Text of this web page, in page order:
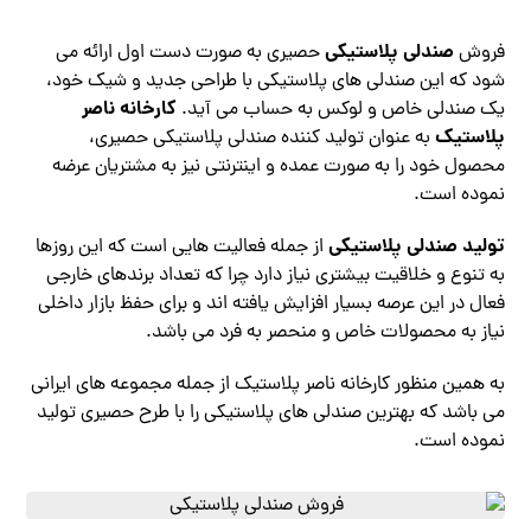
فروش صندلی پلاستیکیحصیری به صورت دست اول ارائه می
شود که این صندلی های پلاستیکی با طراحی جدید و شیک خود،
یک صندلی خاص و لوکس به حساب می آید.کارخانه ناصر
پلاستیک به عنوان تولید کننده صندلی پلاستیکی حصیری،
محصول خود را به صورت عمده و اینترنتی نیز به مشتریان عرضه
نموده است.
تولید صندلی پلاستیکی از جمله فعالیت هایی است که این روزها
به تنوع و خلاقیت بیشتری نیاز دارد چرا که تعداد برندهای خارجی
فعال در این عرصه بسیار افزایش یافته اند و برای حفظ بازار داخلی
نیاز به محصولات خاص و منحصر به فرد می باشد.
به همین منظور کارخانه ناصر پلاستیک از جمله مجموعه های ایرانی
می باشد که بهترین صندلی های پلاستیکی را با طرح حصیری تولید
نموده است.